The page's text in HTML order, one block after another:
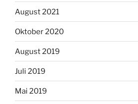
August 2021
Oktober 2020
August 2019
Juli 2019
Mai 2019